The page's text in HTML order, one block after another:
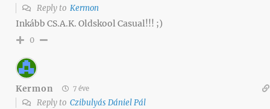
Reply to Kermon
Inkább CS.A.K. Oldskool Casual!!! ;)
0
Kermon 7 éve
Reply to Czibulyás Dániel Pál